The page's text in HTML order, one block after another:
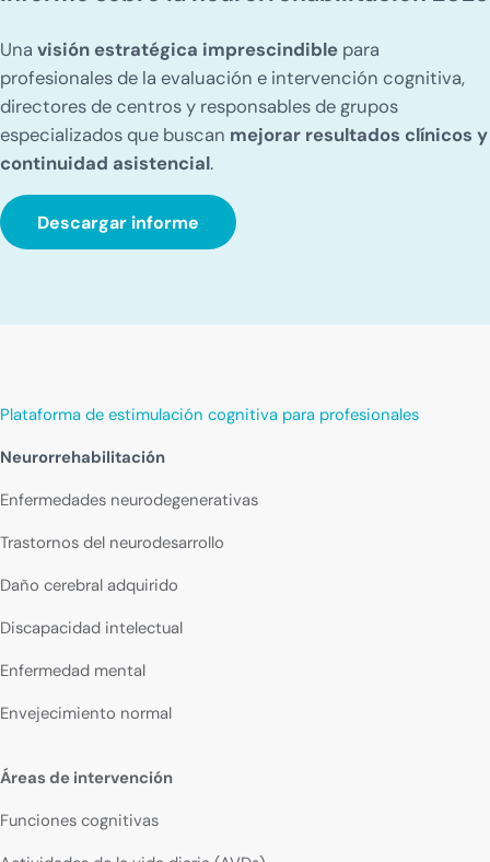
Unavisión estratégica imprescindible para
profesionales de la evaluación e intervención cognitiva,
directores de centros y responsables de grupos
especializados que buscan mejorar resultados clínicos y
continuidad asistencial.
Descargar informe
Plataforma de estimulación cognitiva para profesionales
Neurorrehabilitación
Enfermedades neurodegenerativas
Trastornos del neurodesarrollo
Daño cerebral adquirido
Discapacidad intelectual
Enfermedad mental
Envejecimiento normal
Áreas de intervención
Funciones cognitivas